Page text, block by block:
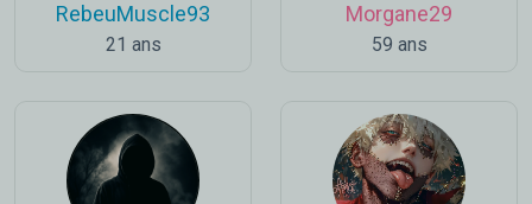
RebeuMuscle93
21 ans
Morgane29
59 ans